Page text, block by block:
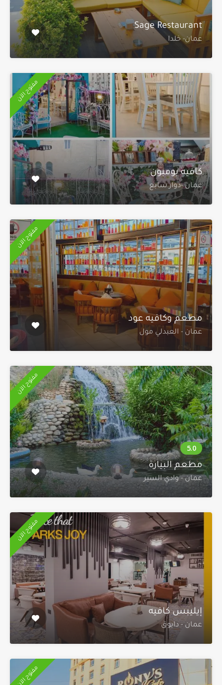
Sage Restaurant
عمان- خلدا
مفتوح الآن
كافيه بومبون
عمان -دوار سابع
مفتوح الآن
مطعم وكافيه عود
عمان - العبدلي مول
مفتوح الآن
مطعم البيارة
عمان - وادي السير
مفتوح الآن
إيليبس كافيه
عمان - دابوق
مفتوح الآن